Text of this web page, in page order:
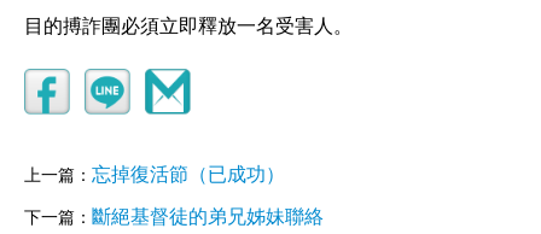
目的搏詐團必須立即釋放一名受害人。
上一篇： 忘掉復活節（已成功）
下一篇： 斷絕基督徒的弟兄姊妹聯絡